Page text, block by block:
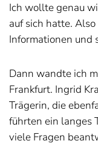
Ich wollte genau
auf sich hatte.
Informationen und
Dann wandte ich
Frankfurt. Ingrid
Trägerin, die
führten ein langes
viele Fragen